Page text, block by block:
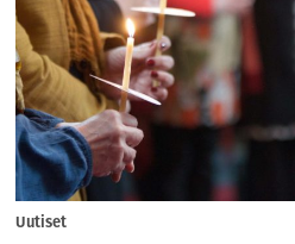
Uutiset